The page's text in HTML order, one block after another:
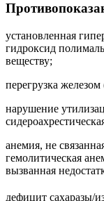
установленная
гидроксид
веществу;
перегрузка
нарушение
анемия, не
гемолитическая
вызванная
дефицит сахаразы/